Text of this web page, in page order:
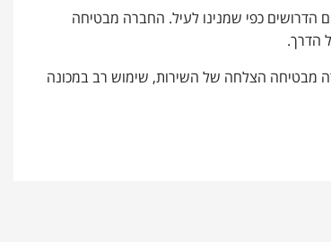
הדרושים כפי שמנינו לעיל. החברה מבטיחה
הדרך.
מבטיחה הצלחה של השירות, שימוש רב במכונה